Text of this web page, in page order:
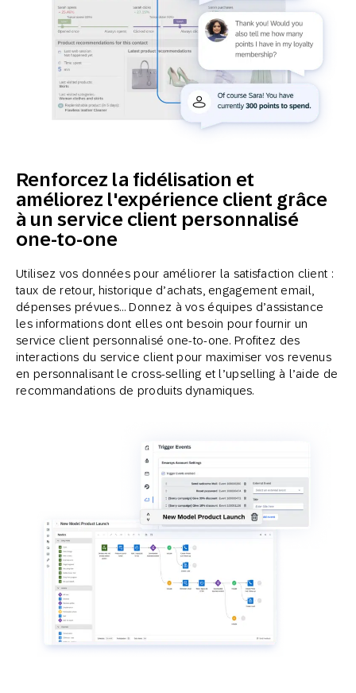
Renforcez la fidélisation et
améliorez l'expérience client grâce
à un service client personnalisé
one-to-one
Utilisez vos données pour améliorer la satisfaction client :
taux de retour, historique d’achats, engagement email,
dépenses prévues… Donnez à vos équipes d’assistance
les informations dont elles ont besoin pour fournir un
service client personnalisé one-to-one. Profitez des
interactions du service client pour maximiser vos revenus
en personnalisant le cross-selling et l’upselling à l’aide de
recommandations de produits dynamiques.